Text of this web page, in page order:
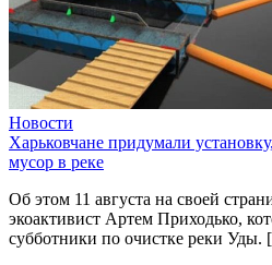
Новости
Харьковчане придумали
мусор в реке
Об этом 11 августа на своей
экоактивист Артем Приходько,
субботники по очистке реки